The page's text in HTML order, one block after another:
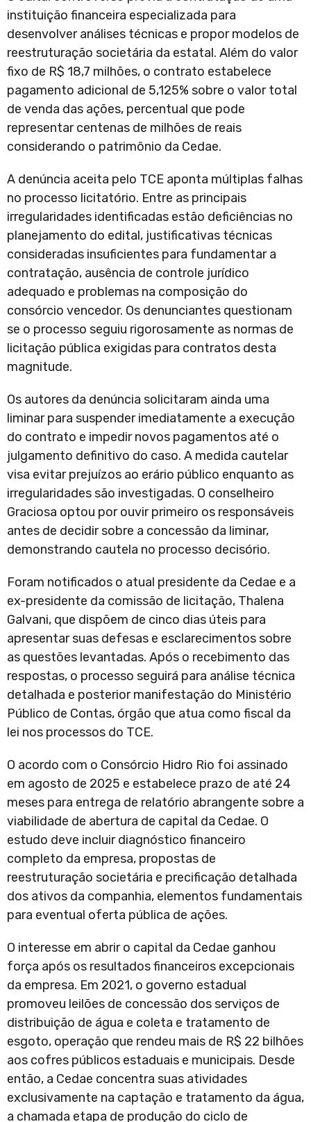
instituição financeira especializada para
desenvolver análises técnicas e propor modelos de
reestruturação societária da estatal. Além do valor
fixo de R$ 18,7 milhões, o contrato estabelece
pagamento adicional de 5,125% sobre o valor total
de venda das ações, percentual que pode
representar centenas de milhões de reais
considerando o patrimônio da Cedae.
A denúncia aceita pelo TCE aponta múltiplas falhas
no processo licitatório. Entre as principais
irregularidades identificadas estão deficiências no
planejamento do edital, justificativas técnicas
consideradas insuficientes para fundamentar a
contratação, ausência de controle jurídico
adequado e problemas na composição do
consórcio vencedor. Os denunciantes questionam
se o processo seguiu rigorosamente as normas de
licitação pública exigidas para contratos desta
magnitude.
Os autores da denúncia solicitaram ainda uma
liminar para suspender imediatamente a execução
do contrato e impedir novos pagamentos até o
julgamento definitivo do caso. A medida cautelar
visa evitar prejuízos ao erário público enquanto as
irregularidades são investigadas. O conselheiro
Graciosa optou por ouvir primeiro os responsáveis
antes de decidir sobre a concessão da liminar,
demonstrando cautela no processo decisório.
Foram notificados o atual presidente da Cedae e a
ex-presidente da comissão de licitação, Thalena
Galvani, que dispõem de cinco dias úteis para
apresentar suas defesas e esclarecimentos sobre
as questões levantadas. Após o recebimento das
respostas, o processo seguirá para análise técnica
detalhada e posterior manifestação do Ministério
Público de Contas, órgão que atua como fiscal da
lei nos processos do TCE.
O acordo com o Consórcio Hidro Rio foi assinado
em agosto de 2025 e estabelece prazo de até 24
meses para entrega de relatório abrangente sobre a
viabilidade de abertura de capital da Cedae. O
estudo deve incluir diagnóstico financeiro
completo da empresa, propostas de
reestruturação societária e precificação detalhada
dos ativos da companhia, elementos fundamentais
para eventual oferta pública de ações.
O interesse em abrir o capital da Cedae ganhou
força após os resultados financeiros excepcionais
da empresa. Em 2021, o governo estadual
promoveu leilões de concessão dos serviços de
distribuição de água e coleta e tratamento de
esgoto, operação que rendeu mais de R$ 22 bilhões
aos cofres públicos estaduais e municipais. Desde
então, a Cedae concentra suas atividades
exclusivamente na captação e tratamento da água,
a chamada etapa de produção do ciclo de